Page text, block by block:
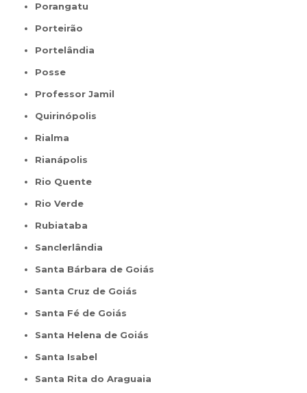
Porangatu
Porteirão
Portelândia
Posse
Professor Jamil
Quirinópolis
Rialma
Rianápolis
Rio Quente
Rio Verde
Rubiataba
Sanclerlândia
Santa Bárbara de Goiás
Santa Cruz de Goiás
Santa Fé de Goiás
Santa Helena de Goiás
Santa Isabel
Santa Rita do Araguaia